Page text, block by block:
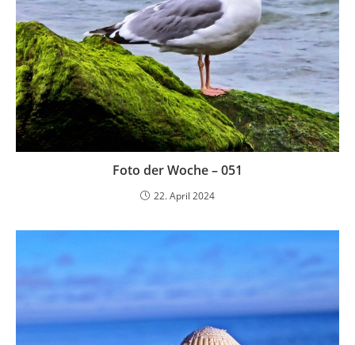
Foto der Woche – 051
22. April 2024